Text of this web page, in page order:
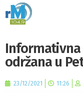
Informativna
održana u
23/12/2021 11:26